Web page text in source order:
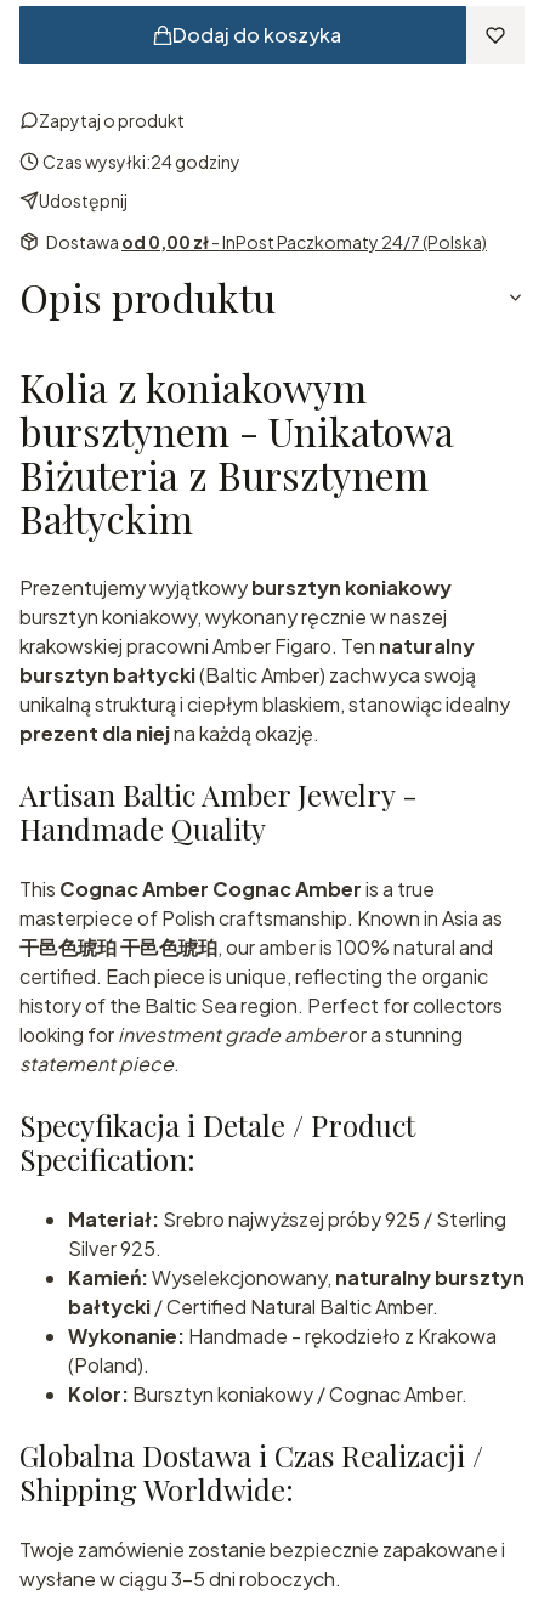
Dodaj do koszyka
Zapytaj o produkt
Czas wysyłki:24 godziny
Udostępnij
Dostawa od 0,00 zł- InPost Paczkomaty 24/7 (Polska)
Opis produktu
Kolia z koniakowym
bursztynem - Unikatowa
Biżuteria z Bursztynem
Bałtyckim
Prezentujemy wyjątkowybursztyn koniakowy
bursztyn koniakowy, wykonany ręcznie w naszej
krakowskiej pracowni Amber Figaro. Ten naturalny
bursztyn bałtycki(Baltic Amber) zachwyca swoją
unikalną strukturą i ciepłym blaskiem, stanowiąc idealny
prezent dla niejna każdą okazję.
Artisan Baltic Amber Jewelry -
Handmade Quality
This Cognac Amber Cognac Amberis a true
masterpiece of Polish craftsmanship. Known in Asia as
干邑色琥珀 干邑色琥珀, our amber is 100% natural and
certified. Each piece is unique, reflecting the organic
history of the Baltic Sea region. Perfect for collectors
looking forinvestment grade amberor a stunning
statement piece.
Specyfikacja i Detale / Product
Specification:
Materiał: Srebro najwyższej próby 925 / Sterling
Silver 925.
Kamień:Wyselekcjonowany, naturalny bursztyn
bałtycki/ Certified Natural Baltic Amber.
Wykonanie: Handmade - rękodzieło z Krakowa
(Poland).
Kolor: Bursztyn koniakowy / Cognac Amber.
Globalna Dostawa i Czas Realizacji /
Shipping Worldwide:
Twoje zamówienie zostanie bezpiecznie zapakowane i
wysłane w ciągu 3-5 dni roboczych.